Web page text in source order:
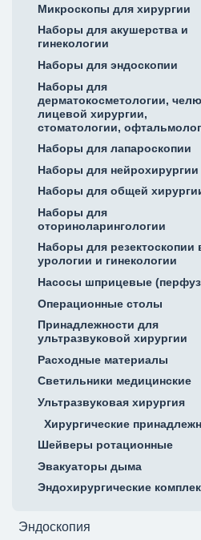
Микроскопы для хирургии
Наборы для акушерства и
гинекологии
Наборы для эндоскопии
Наборы для
дерматокосметологии,
лицевой хирургии,
стоматологии,
Наборы для лапароскопии
Наборы для нейрохирургии
Наборы для общей
Наборы для
оториноларингологии
Наборы для резектоскопии
урологии и гинекологии
Насосы шприцевые
Операционные столы
Принадлежности для
ультразвуковой хирургии
Расходные материалы
Светильники медицинские
Ультразвуковая хирургия
Хирургические
Шейверы ротационные
Эвакуаторы дыма
Эндохирургические
Эндоскопия